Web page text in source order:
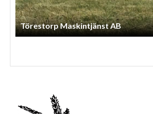
Lindbergs Entreprenad Och